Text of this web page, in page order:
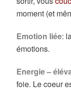
moment (et
Emotion liée:
émotions.
Energie –
foie. Le coeur